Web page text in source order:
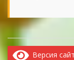
Версия